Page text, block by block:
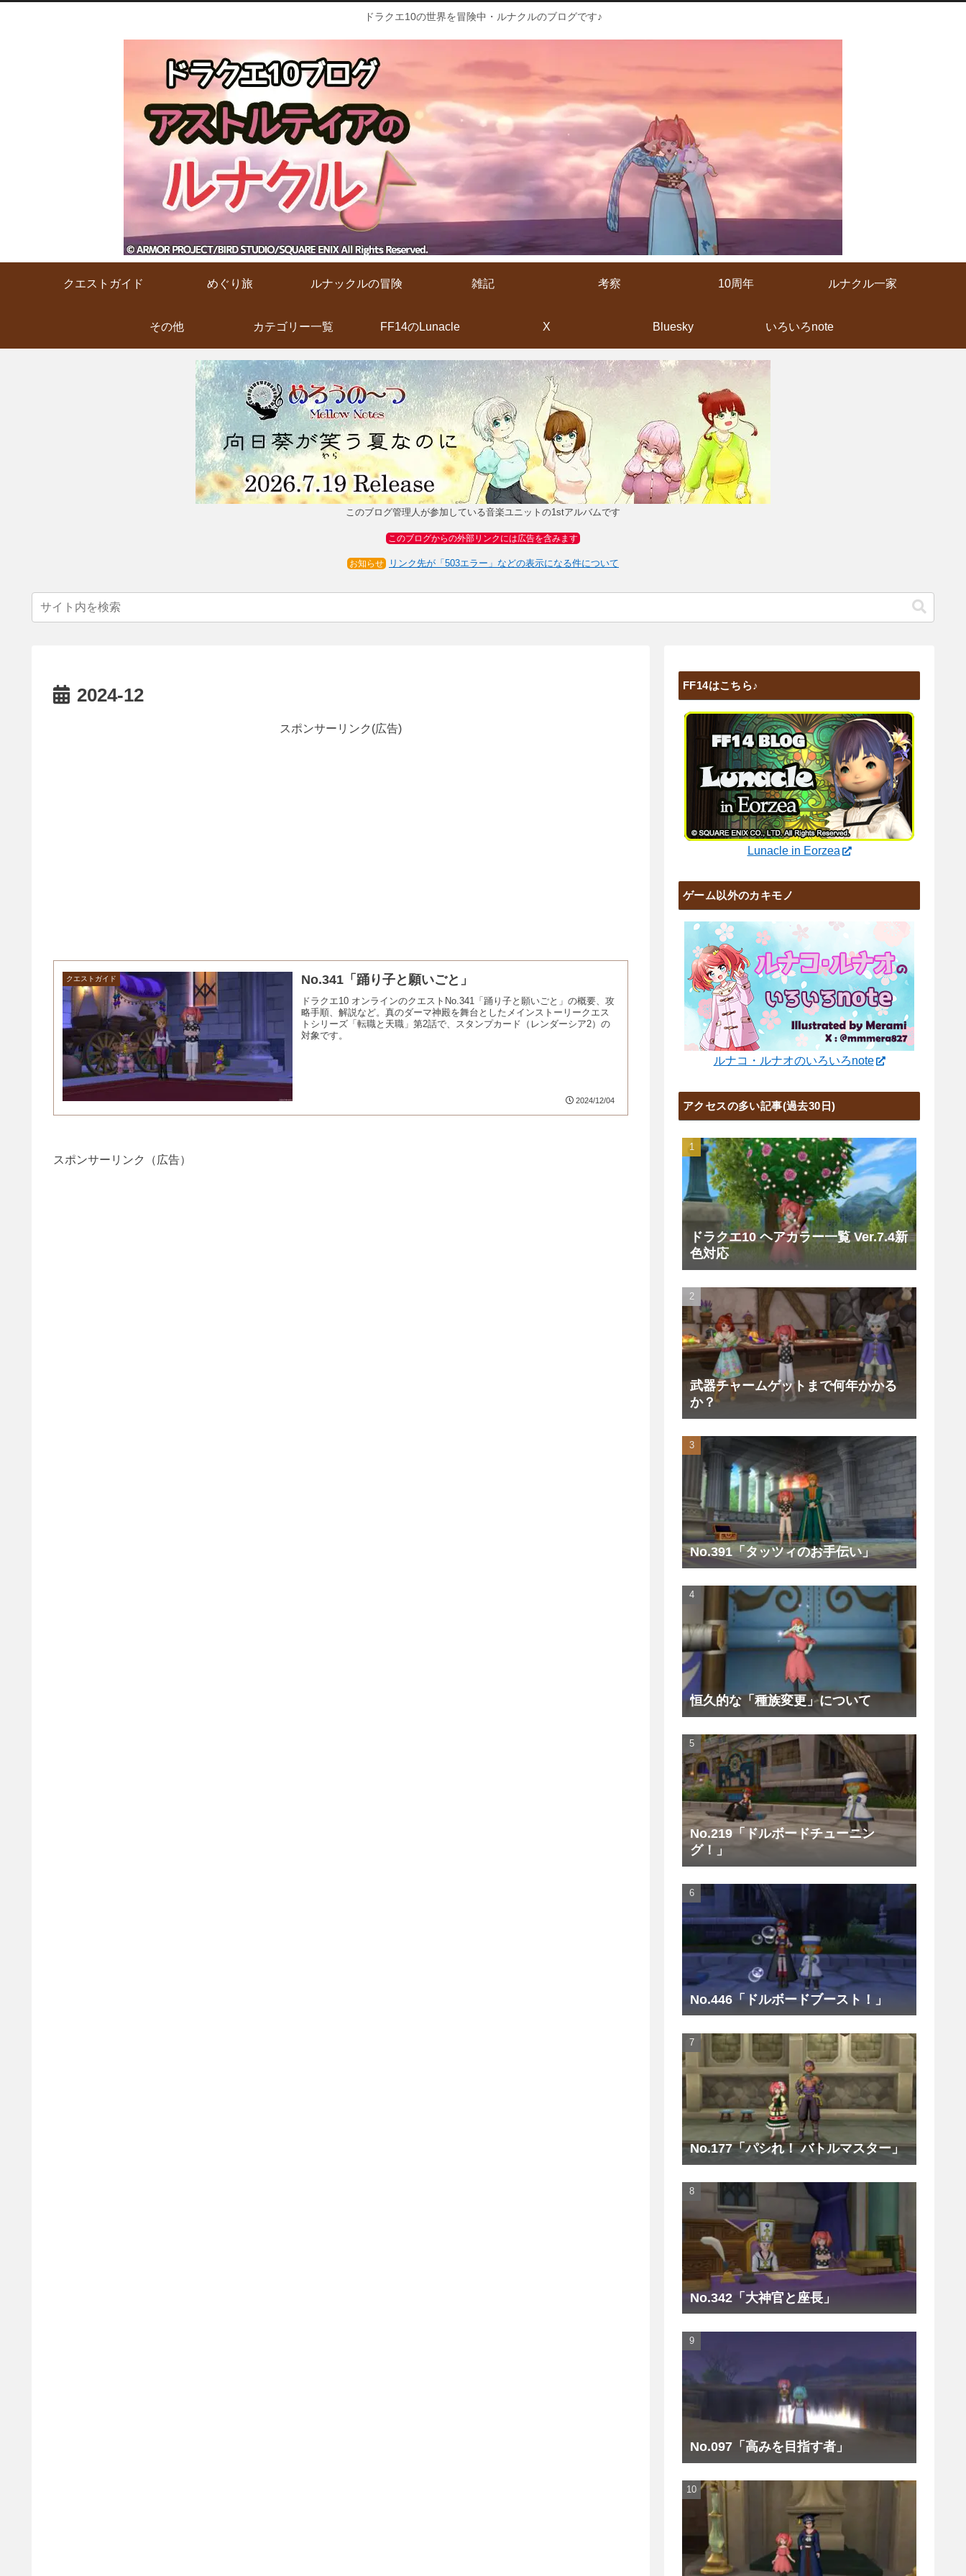
ドラクエ10の世界を冒険中・ルナクルのブログです♪
クエストガイド めぐり旅 ルナックルの冒険 雑記 考察 10周年 ルナクル一家
その他 カテゴリー一覧 FF14のLunacle X Bluesky いろいろnote
このブログ管理人が参加している音楽ユニットの1stアルバムです
このブログからの外部リンクには広告を含みます
お知らせ リンク先が「503エラー」などの表示になる件について
2024-12
スポンサーリンク(広告)
クエストガイド No.341「踊り子と願いごと」
ドラクエ10 オンラインのクエストNo.341「踊り子と願いごと」の概要、攻
略手順、解説など。真のダーマ神殿を舞台としたメインストーリークエス
トシリーズ「転職と天職」第2話で、スタンプカード（レンダーシア2）の
対象です。
2024/12/04
FF14はこちら♪
Lunacle in Eorzea
ゲーム以外のカキモノ
ルナコ・ルナオのいろいろnote
アクセスの多い記事(過去30日)
ドラクエ10 ヘアカラー一覧 Ver.7.4新
色対応
武器チャームゲットまで何年かかる
か？
No.391「タッツィのお手伝い」
恒久的な「種族変更」について
No.219「ドルボードチューニン
グ！」
No.446「ドルボードブースト！」
No.177「パシれ！ バトルマスター」
No.342「大神官と座長」
No.097「高みを目指す者」